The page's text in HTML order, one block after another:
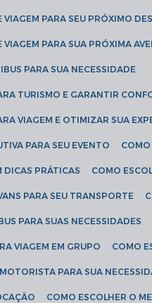
VIAGEM PARA SEU PRÓXIMO
VIAGEM PARA SUA PRÓXIMA
PARA SUA NECESSIDADE
TURISMO E GARANTIR
VIAGEM E OTIMIZAR SUA
PARA SEU EVENTO
DICAS PRÁTICAS COMO
PARA SEU TRANSPORTE
PARA SUAS NECESSIDADES
VIAGEM EM GRUPO COMO
PARA SUA
COMO ESCOLHER O